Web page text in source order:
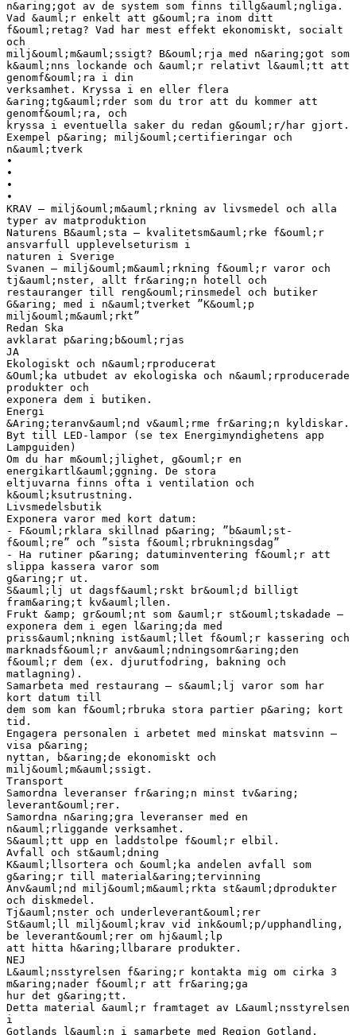
n&aring;got av de system som finns tillg&auml;ngliga.
Vad &auml;r enkelt att g&ouml;ra inom ditt
f&ouml;retag? Vad har mest effekt ekonomiskt, socialt
och
milj&ouml;m&auml;ssigt? B&ouml;rja med n&aring;got som
k&auml;nns lockande och &auml;r relativt l&auml;tt att
genomf&ouml;ra i din
verksamhet. Kryssa i en eller flera
&aring;tg&auml;rder som du tror att du kommer att
genomf&ouml;ra, och
kryssa i eventuella saker du redan g&ouml;r/har gjort.
Exempel p&aring; milj&ouml;certifieringar och
n&auml;tverk
•
•
•
•
KRAV – milj&ouml;m&auml;rkning av livsmedel och alla
typer av matproduktion
Naturens B&auml;sta – kvalitetsm&auml;rke f&ouml;r
ansvarfull upplevelseturism i
naturen i Sverige
Svanen – milj&ouml;m&auml;rkning f&ouml;r varor och
tj&auml;nster, allt fr&aring;n hotell och
restauranger till reng&ouml;rinsmedel och butiker
G&aring; med i n&auml;tverket ”K&ouml;p
milj&ouml;m&auml;rkt”
Redan Ska
avklarat p&aring;b&ouml;rjas
JA
Ekologiskt och n&auml;rproducerat
&Ouml;ka utbudet av ekologiska och n&auml;rproducerade
produkter och
exponera dem i butiken.
Energi
&Aring;teranv&auml;nd v&auml;rme fr&aring;n kyldiskar.
Byt till LED-lampor (se tex Energimyndighetens app
Lampguiden)
Om du har m&ouml;jlighet, g&ouml;r en
energikartl&auml;ggning. De stora
eltjuvarna finns ofta i ventilation och
k&ouml;ksutrustning.
Livsmedelsbutik
Exponera varor med kort datum:
- F&ouml;rklara skillnad p&aring; ”b&auml;st-
f&ouml;re” och ”sista f&ouml;rbrukningsdag”
- Ha rutiner p&aring; datuminventering f&ouml;r att
slippa kassera varor som
g&aring;r ut.
S&auml;lj ut dagsf&auml;rskt br&ouml;d billigt
fram&aring;t kv&auml;llen.
Frukt &amp; gr&ouml;nt som &auml;r st&ouml;tskadade –
exponera dem i egen l&aring;da med
priss&auml;nkning ist&auml;llet f&ouml;r kassering och
marknadsf&ouml;r anv&auml;ndningsomr&aring;den
f&ouml;r dem (ex. djurutfodring, bakning och
matlagning).
Samarbeta med restaurang – s&auml;lj varor som har
kort datum till
dem som kan f&ouml;rbruka stora partier p&aring; kort
tid.
Engagera personalen i arbetet med minskat matsvinn –
visa p&aring;
nyttan, b&aring;de ekonomiskt och
milj&ouml;m&auml;ssigt.
Transport
Samordna leveranser fr&aring;n minst tv&aring;
leverant&ouml;rer.
Samordna n&aring;gra leveranser med en
n&auml;rliggande verksamhet.
S&auml;tt upp en laddstolpe f&ouml;r elbil.
Avfall och st&auml;dning
K&auml;llsortera och &ouml;ka andelen avfall som
g&aring;r till material&aring;tervinning
Anv&auml;nd milj&ouml;m&auml;rkta st&auml;dprodukter
och diskmedel.
Tj&auml;nster och underleverant&ouml;rer
St&auml;ll milj&ouml;krav vid ink&ouml;p/upphandling,
be leverant&ouml;rer om hj&auml;lp
att hitta h&aring;llbarare produkter.
NEJ
L&auml;nsstyrelsen f&aring;r kontakta mig om cirka 3
m&aring;nader f&ouml;r att fr&aring;ga
hur det g&aring;tt.
Detta material &auml;r framtaget av L&auml;nsstyrelsen
i
Gotlands l&auml;n i samarbete med Region Gotland,